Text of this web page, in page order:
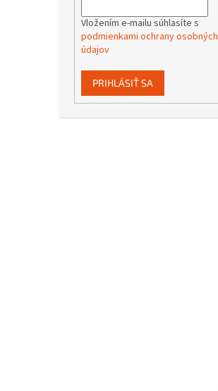
Vložením e-mailu súhlasíte s
podmienkami ochrany osobných
údajov
PRIHLÁSIŤ SA